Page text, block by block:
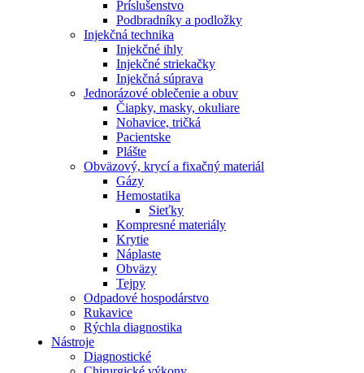
Príslušenstvo
Podbradníky a podložky
Injekčná technika
Injekčné ihly
Injekčné striekačky
Injekčná súprava
Jednorázové oblečenie a obuv
Čiapky, masky, okuliare
Nohavice, tričká
Pacientske
Plášte
Obväzový, krycí a fixačný materiál
Gázy
Hemostatika
Sieťky
Kompresné materiály
Krytie
Náplaste
Obväzy
Tejpy
Odpadové hospodárstvo
Rukavice
Rýchla diagnostika
Nástroje
Diagnostické